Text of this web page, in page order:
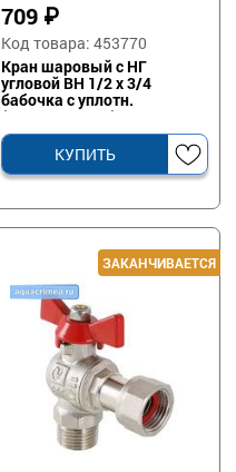
709 ₽
Код товара: 453770
Кран шаровый с НГ
угловой ВН 1/2 х 3/4
бабочка с уплотн.
(VT.267.N.0405)
КУПИТЬ